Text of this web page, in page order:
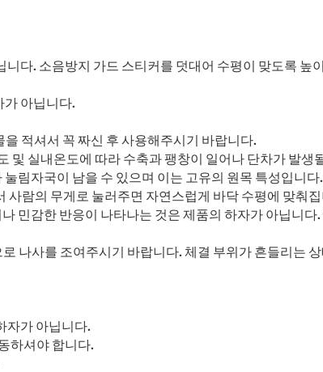
다. 소음방지 가드 스티커를 덧대어 수평이 맞도록 높
가 아닙니다.
적셔서 꼭 짜신 후 사용해주시기 바랍니다.
및 실내온도에 따라 수축과 팽창이 일어나 단차가 발생
림자국이 남을 수 있으며 이는 고유의 원목 특성입니다.
람의 무게로 눌러주면 자연스럽게 바닥 수평에 맞춰
민감한 반응이 나타나는 것은 제품의 하자가 아닙니다
나사를 조여주시기 바랍니다. 체결 부위가 흔들리는
자가 아닙니다.
하셔야 합니다.